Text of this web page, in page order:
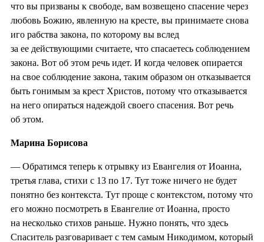
что вы призваны к свободе, вам возвещено спасение через
любовь Божию, явленную на кресте, вы принимаете снова
иго рабства закона, по которому вы вслед
за ее действующими считаете, что спасаетесь соблюдением
закона. Вот об этом речь идет. И когда человек опирается
на свое соблюдение закона, таким образом он отказывается
быть гонимым за крест Христов, потому что отказывается
на него опираться надеждой своего спасения. Вот речь
об этом.
Марина Борисова
— Обратимся теперь к отрывку из Евангелия от Иоанна,
третья глава, стихи с 13 по 17. Тут тоже ничего не будет
понятно без контекста. Тут проще с контекстом, потому что
его можно посмотреть в Евангелие от Иоанна, просто
на несколько стихов раньше. Нужно понять, что здесь
Спаситель разговаривает с тем самым Никодимом, который